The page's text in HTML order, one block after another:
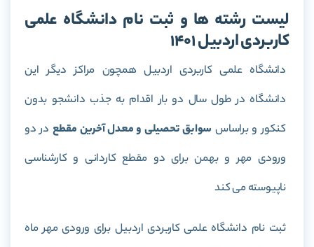
لیست رشته ها و ثبت نام دانشگاه علمی
کاربردی اردبیل 1401
دانشگاه علمی کاربردی اردبیل همچون مراکز دیگر این
دانشگاه در طول سال دو بار اقدام به جذب دانشجو بدون
کنکور و براساس سوابق تحصیلی و معدل آخرین مقطع در دو
ورودی مهر و بهمن برای دو مقطع کاردانی و کارشناسی
ناپیوسته می کند
ثبت نام دانشگاه علمی کاربردی اردبیل برای ورودی مهر ماه